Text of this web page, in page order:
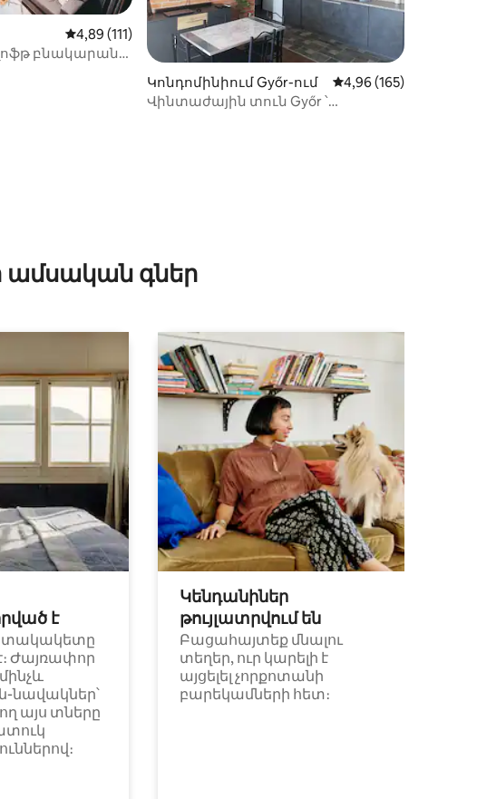
կարծիք
Միջին վարկանիշը՝ 5-ից 4,89, 111 կարծիք
4,89 (111)
բնակարան
Կոնդոմինիում Győr-ում Միջին վարկանիշը՝
4,96 (165)
Վինտաժային տուն Győr ՝
ամսական գներ
է
Ժայռափոր
նավակներ՝
այս տները
Կենդանիներ
թույլատրվում են
Բացահայտեք մնալու
տեղեր, ուր կարելի է
այցելել չորքոտանի
բարեկամների հետ։